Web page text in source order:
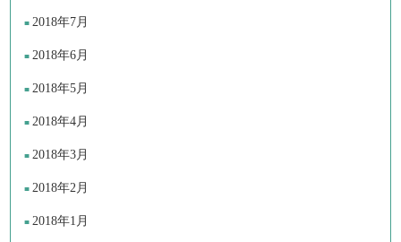
2018年7月
2018年6月
2018年5月
2018年4月
2018年3月
2018年2月
2018年1月